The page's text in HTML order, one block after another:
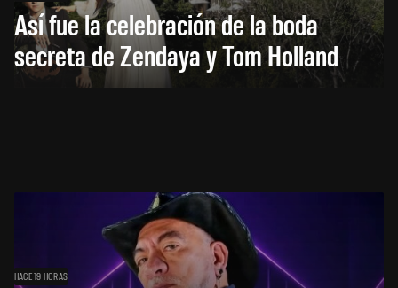
Así fue la celebración de la boda
secreta de Zendaya y Tom Holland
HACE 19 HORAS